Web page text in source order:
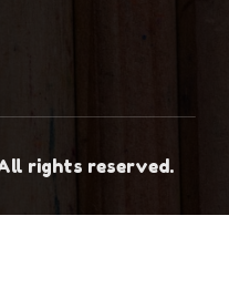
rights reserved.